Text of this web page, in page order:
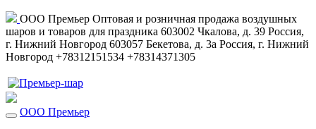
ООО Премьер Оптовая и розничная продажа воздушных
шаров и товаров для праздника 603002 Чкалова, д. 39 Россия,
г. Нижний Новгород 603057 Бекетова, д. 3а Россия, г. Нижний
Новгород +78312151534 +78314371305
ООО Премьер